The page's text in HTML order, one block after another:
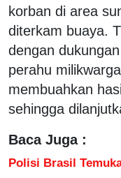
korban di area
diterkam buaya.
dengan
perahu
membuahkan
sehingga
Baca Juga :
Polisi Brasil